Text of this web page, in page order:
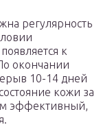
регулярность
к
окончании
10-14 дней
кожи за
эффективный,